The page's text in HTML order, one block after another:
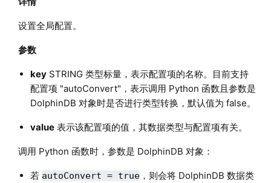
设置全局配置。
参数
keySTRING 类型标量，表示配置项的名称。目前支持
配置项 "autoConvert"，表示调用 Python 函数且参数是
DolphinDB 对象时是否进行类型转换，默认值为 false。
value表示该配置项的值，其数据类型与配置项有关。
调用 Python 函数时，参数是 DolphinDB 对象：
若 autoConvert = true，则会将 DolphinDB 数据类